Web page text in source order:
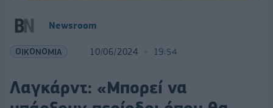
Newsroom
ΟΙΚΟΝΟΜΙΑ 10/06/2024 19:54
Λαγκάρντ: «Μπορεί να